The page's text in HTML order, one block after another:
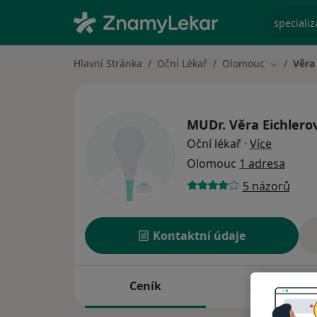
Hlavní Stránka Oční Lékař Olomouc Změna
MUDr. Věra
Oční lékař · Více
Olomouc 1 adresa
5 názorů
Kontaktní údaje
Ceník Adresy